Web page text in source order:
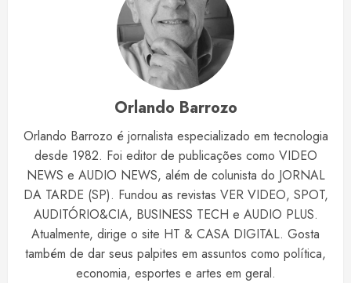
Orlando Barrozo
Orlando Barrozo é jornalista especializado em tecnologia
desde 1982. Foi editor de publicações como VIDEO
NEWS e AUDIO NEWS, além de colunista do JORNAL
DA TARDE (SP). Fundou as revistas VER VIDEO, SPOT,
AUDITÓRIO&CIA, BUSINESS TECH e AUDIO PLUS.
Atualmente, dirige o site HT & CASA DIGITAL. Gosta
também de dar seus palpites em assuntos como política,
economia, esportes e artes em geral.